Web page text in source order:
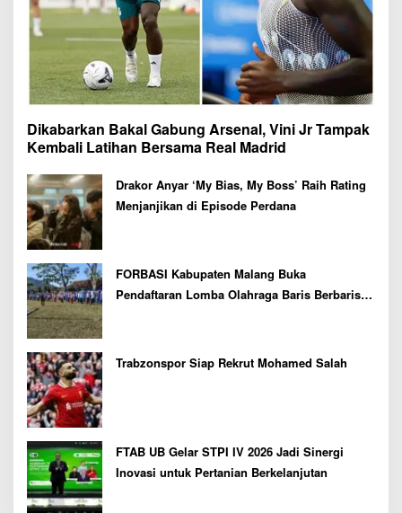
Dikabarkan Bakal Gabung Arsenal, Vini Jr Tampak
Kembali Latihan Bersama Real Madrid
Drakor Anyar ‘My Bias, My Boss’ Raih Rating
Menjanjikan di Episode Perdana
FORBASI Kabupaten Malang Buka
Pendaftaran Lomba Olahraga Baris Berbaris
Trabzonspor Siap Rekrut Mohamed Salah
FTAB UB Gelar STPI IV 2026 Jadi Sinergi
Inovasi untuk Pertanian Berkelanjutan